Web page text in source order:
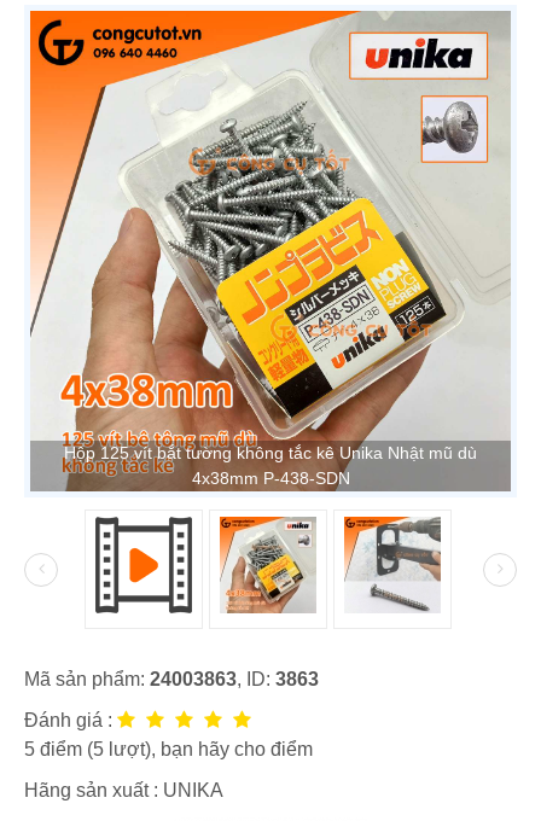
Hộp 125 vít bắt tường không tắc kê Unika Nhật mũ dù
4x38mm P-438-SDN
Mã sản phẩm: 24003863, ID: 3863
Đánh giá :
5 điểm (5 lượt), bạn hãy cho điểm
Hãng sản xuất : UNIKA